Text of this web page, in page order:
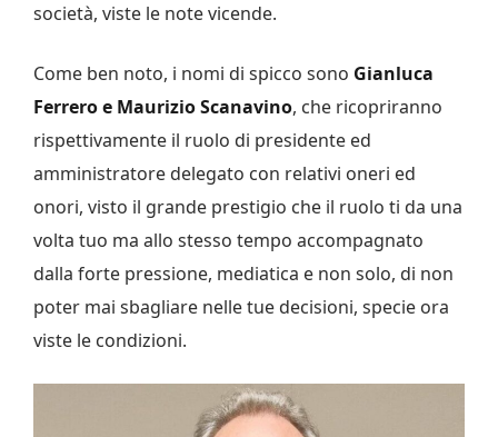
società, viste le note vicende.
Come ben noto, i nomi di spicco sono Gianluca
Ferrero e Maurizio Scanavino, che ricopriranno
rispettivamente il ruolo di presidente ed
amministratore delegato con relativi oneri ed
onori, visto il grande prestigio che il ruolo ti da una
volta tuo ma allo stesso tempo accompagnato
dalla forte pressione, mediatica e non solo, di non
poter mai sbagliare nelle tue decisioni, specie ora
viste le condizioni.